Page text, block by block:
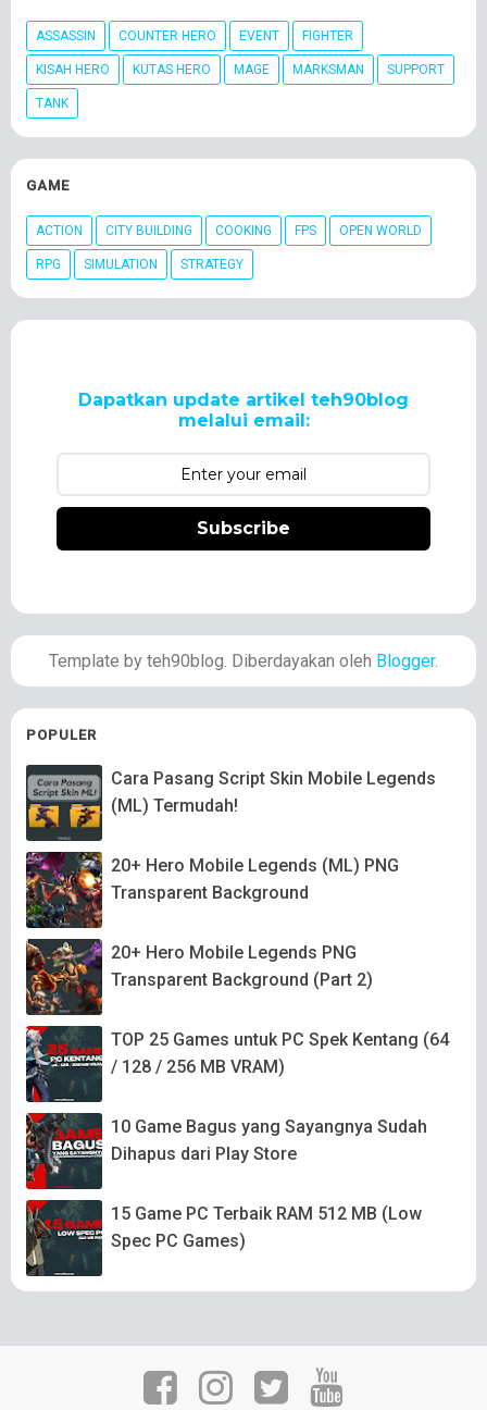
ASSASSIN COUNTER HERO EVENT FIGHTER
KISAH HERO KUTAS HERO MAGE MARKSMAN SUPPORT
TANK
GAME
ACTION CITY BUILDING COOKING FPS OPEN WORLD
RPG SIMULATION STRATEGY
Dapatkan update artikel teh90blog
melalui email:
Subscribe
Template by teh90blog. Diberdayakan oleh Blogger.
POPULER
Cara Pasang Script Skin Mobile Legends
(ML) Termudah!
20+ Hero Mobile Legends (ML) PNG
Transparent Background
20+ Hero Mobile Legends PNG
Transparent Background (Part 2)
TOP 25 Games untuk PC Spek Kentang (64
/ 128 / 256 MB VRAM)
10 Game Bagus yang Sayangnya Sudah
Dihapus dari Play Store
15 Game PC Terbaik RAM 512 MB (Low
Spec PC Games)